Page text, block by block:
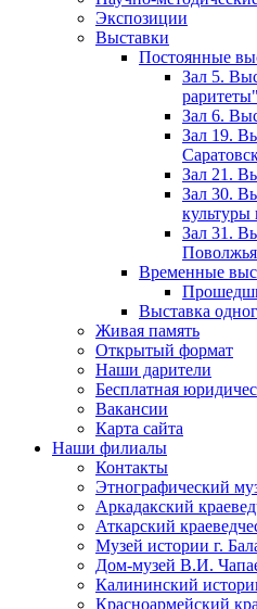
Экспозиции
Выставки
Постоянные
Зал 5.
раритеты"
Зал 6.
Зал 19.
Зал 21.
Зал 30.
культуры
Зал 31.
Временные
Выставка
Живая память
Открытый формат
Наши дарители
Бесплатная
Вакансии
Карта сайта
Наши филиалы
Контакты
Этнографический
Аркадакский
Аткарский
Музей истории г.
Дом-музей В.И.
Калининский
Красноармейский